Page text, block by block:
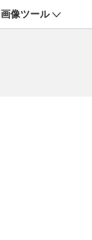
画像ツール